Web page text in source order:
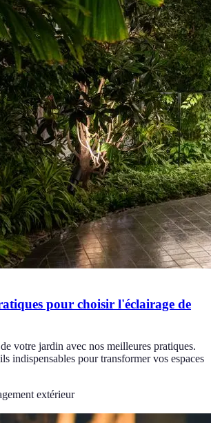
pour choisir l'éclairage de
votre jardin avec nos meilleures pratiques.
indispensables pour transformer vos espaces
extérieur